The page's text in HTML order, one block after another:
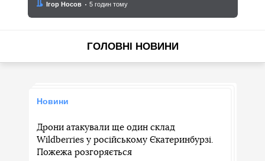
Автор:
Ігор Носов
Дата: 5 годин тому
ГОЛОВНІ НОВИНИ
Новини
Дрони атакували ще один склад
Wildberries у російському Єкатеринбурзі.
Пожежа розгоряється